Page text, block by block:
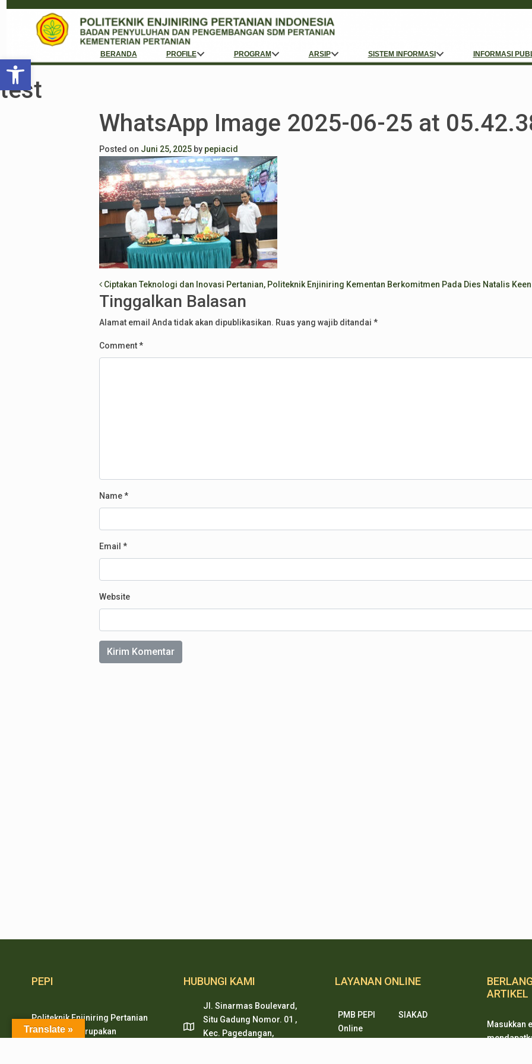
Open toolbarBERANDA PROFILE PROGRAM ARSIP SISTEM INFORMASI INFORMASI
test
WhatsApp Image 2025-06-25 at
Posted on Juni 25, 2025 by pepiacid
Post navigation
Ciptakan Teknologi dan Inovasi Pertanian, Politeknik Enjiniring Kementan Berkomitmen Pada Dies Natalis
Tinggalkan Balasan
Alamat email Anda tidak akan dipublikasikan. Ruas yang wajib ditandai *
Comment*
Name*
Email *
Website
PEPI
Politeknik Enjiniring Pertanian
Indonesia merupakan
HUBUNGI KAMI
Jl. Sinarmas Boulevard,
Situ Gadung Nomor. 01 ,
Kec. Pagedangan,
LAYANAN ONLINE
PMB PEPI
Online
SIAKAD
ARTIKEL
Masukkan
Translate »